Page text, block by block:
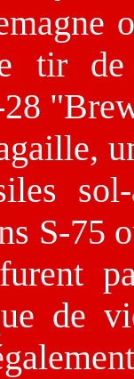
tir
S-
de